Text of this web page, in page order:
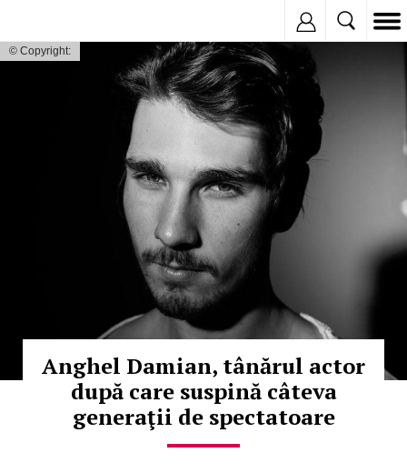
© Copyright:
Anghel Damian, tânărul actor
după care suspină câteva
generaţii de spectatoare